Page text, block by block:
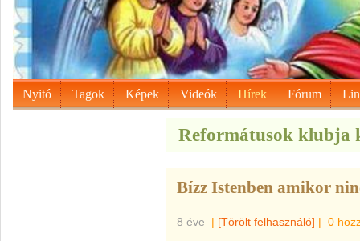
Nyitó Tagok Képek Videók Hírek Fórum
Reformátusok klubja
Bízz Istenben amikor
8 éve | [Törölt felhasználó] | 0